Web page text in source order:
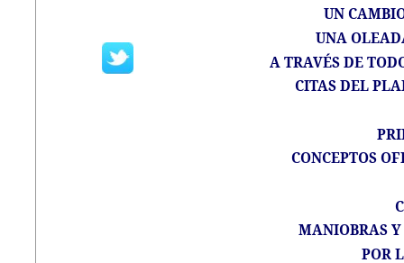
UN
UNA
A TRAVÉS DE
CITAS DEL
CONCEPTOS
MANIOBRAS
POR